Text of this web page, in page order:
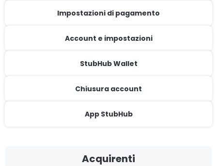
Impostazioni di pagamento
Account e impostazioni
StubHub Wallet
Chiusura account
App StubHub
Acquirenti